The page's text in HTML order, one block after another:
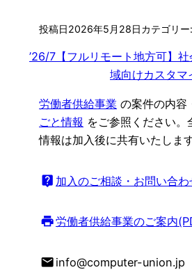
投稿日2026年5月28日カテゴリー:
’26/7【フルリモート地方可】
域向けカスタマ
労働者供給事業 の案件の内容
ごと情報 をご参照ください。
情報は加入後に共有いたします
live_help 加入のご相談・お問い合わ
print労働者供給事業のご案内
mail info@computer-union.jp